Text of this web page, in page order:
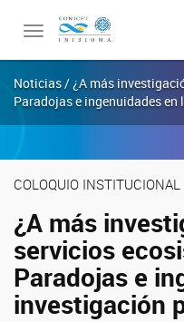
Toggle
Noticias / ¿A más
Paradojas e ingenuidades
COLOQUIO INSTITUCIONAL
¿A más
servicios
Paradojas e
investigación